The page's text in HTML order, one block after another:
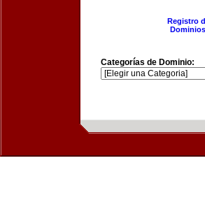
Registro
Categorías de Dominio: